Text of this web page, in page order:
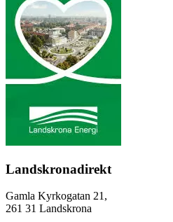
Landskronadirekt
Gamla Kyrkogatan 21,
261 31 Landskrona